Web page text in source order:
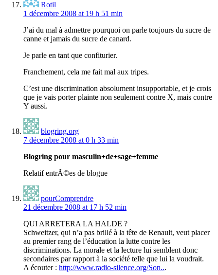
Rotil
1 décembre 2008 at 19 h 51 min
J’ai du mal à admettre pourquoi on parle toujours du sucre de
canne et jamais du sucre de canard.
Je parle en tant que confiturier.
Franchement, cela me fait mal aux tripes.
C’est une discrimination absolument insupportable, et je crois
que je vais porter plainte non seulement contre X, mais contre
Y aussi.
blogring.org
7 décembre 2008 at 0 h 33 min
Blogring pour masculin+de+sage+femme
Relatif entrÃ©es de blogue
pourComprendre
21 décembre 2008 at 17 h 52 min
QUI ARRETERA LA HALDE ?
Schweitzer, qui n’a pas brillé à la tête de Renault, veut placer
au premier rang de l’éducation la lutte contre les
discriminations. La morale et la lecture lui semblent donc
secondaires par rapport à la société telle que lui la voudrait.
A écouter : http://www.radio-silence.org/Son...